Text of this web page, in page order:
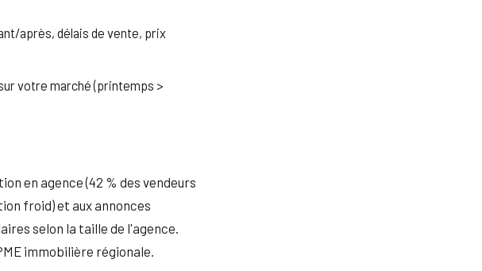
après, délais de vente, prix
votre marché (printemps >
en agence (42 % des vendeurs
froid) et aux annonces
selon la taille de l'agence.
immobilière régionale.